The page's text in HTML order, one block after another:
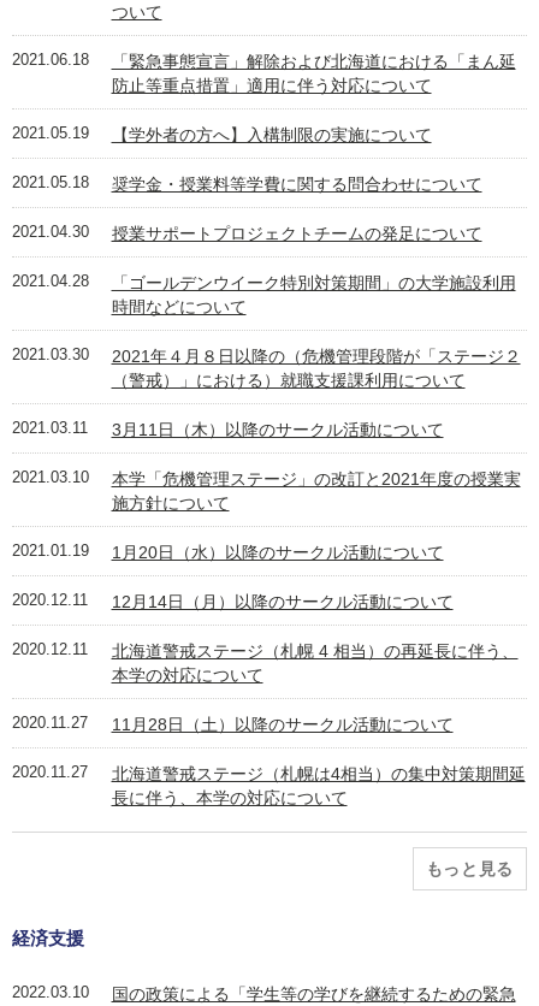
ついて
2021.06.18
「緊急事態宣言」解除および北海道における「まん延
防止等重点措置」適用に伴う対応について
2021.05.19 【学外者の方へ】入構制限の実施について
2021.05.18 奨学金・授業料等学費に関する問合わせについて
2021.04.30 授業サポートプロジェクトチームの発足について
2021.04.28
「ゴールデンウイーク特別対策期間」の大学施設利用
時間などについて
2021.03.30
2021年４月８日以降の（危機管理段階が「ステージ２
（警戒）」における）就職支援課利用について
2021.03.11 3月11日（木）以降のサークル活動について
2021.03.10
本学「危機管理ステージ」の改訂と2021年度の授業実
施方針について
2021.01.19 1月20日（水）以降のサークル活動について
2020.12.11 12月14日（月）以降のサークル活動について
2020.12.11
北海道警戒ステージ（札幌 4 相当）の再延長に伴う、
本学の対応について
2020.11.27 11月28日（土）以降のサークル活動について
2020.11.27
北海道警戒ステージ（札幌は4相当）の集中対策期間延
長に伴う、本学の対応について
もっと見る
経済支援
2022.03.10
国の政策による「学生等の学びを継続するための緊急